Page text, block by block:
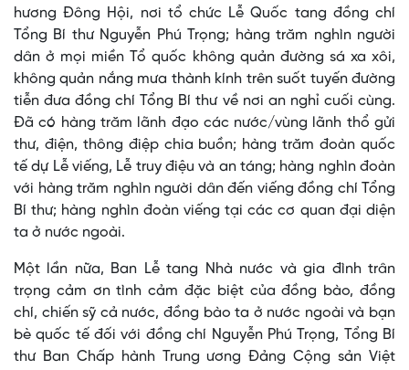
hương Đông Hội, nơi tổ chức Lễ Quốc tang đồng chí
Tổng Bí thư Nguyễn Phú Trọng; hàng trăm nghìn người
dân ở mọi miền Tổ quốc không quản đường sá xa xôi,
không quản nắng mưa thành kính trên suốt tuyến đường
tiễn đưa đồng chí Tổng Bí thư về nơi an nghỉ cuối cùng.
Đã có hàng trăm lãnh đạo các nước/vùng lãnh thổ gửi
thư, điện, thông điệp chia buồn; hàng trăm đoàn quốc
tế dự Lễ viếng, Lễ truy điệu và an táng; hàng nghìn đoàn
với hàng trăm nghìn người dân đến viếng đồng chí Tổng
Bí thư; hàng nghìn đoàn viếng tại các cơ quan đại diện
ta ở nước ngoài.
Một lần nữa, Ban Lễ tang Nhà nước và gia đình trân
trọng cảm ơn tình cảm đặc biệt của đồng bào, đồng
chí, chiến sỹ cả nước, đồng bào ta ở nước ngoài và bạn
bè quốc tế đối với đồng chí Nguyễn Phú Trọng, Tổng Bí
thư Ban Chấp hành Trung ương Đảng Cộng sản Việt